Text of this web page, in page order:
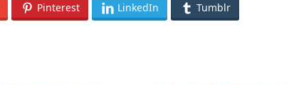
Pinterest LinkedIn Tumblr